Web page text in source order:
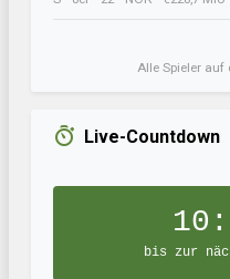
Alle Spieler
Live-Countdown
bis zur